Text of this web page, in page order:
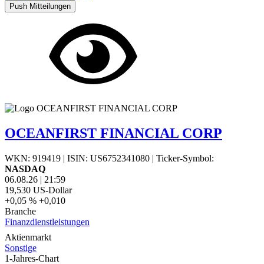
Push Mitteilungen
OCEANFIRST FINANCIAL CORP
WKN: 919419 | ISIN: US6752341080 | Ticker-Symbol:
NASDAQ
06.08.26 | 21:59
19,530 US-Dollar
+0,05 % +0,010
Branche
Finanzdienstleistungen
Aktienmarkt
Sonstige
1-Jahres-Chart